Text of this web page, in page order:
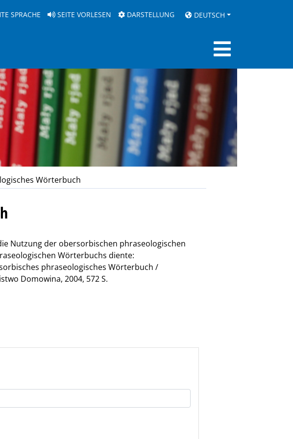
SPRACHE SEITE VORLESEN DARSTELLUNG DEUTSCH
Wörterbuch
Nutzung der obersorbischen phraseologischen
Wörterbuchs diente:
phraseologisches Wörterbuch /
Domowina, 2004, 572 S.